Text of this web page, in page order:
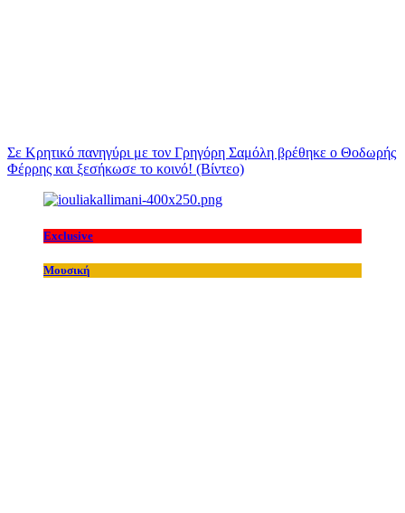
Σε Κρητικό πανηγύρι με τον Γρηγόρη Σαμόλη βρέθηκε ο Θοδωρής
Φέρρης και ξεσήκωσε το κοινό! (Βίντεο)
Exclusive
Μουσική